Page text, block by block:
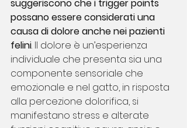
suggeriscono che i trigger points
possano essere considerati una
causa di dolore anche nei pazienti
felini. Il dolore è un’esperienza
individuale che presenta sia una
componente sensoriale che
emozionale e nel gatto, in risposta
alla percezione dolorifica, si
manifestano stress e alterate